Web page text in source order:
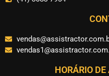
HORÁRIO